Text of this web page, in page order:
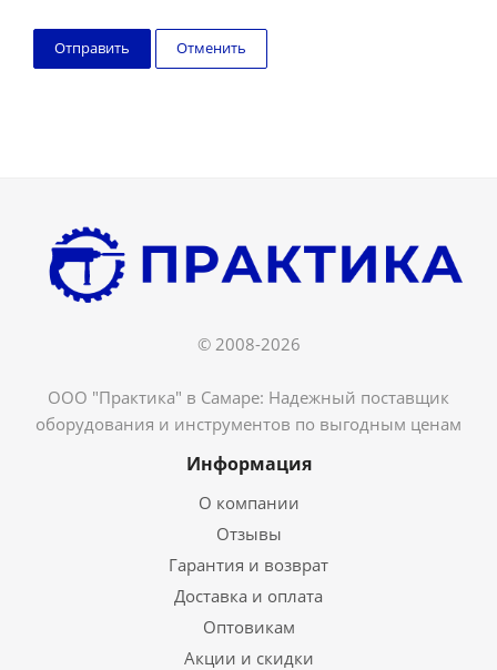
Отменить
© 2008-2026
ООО "Практика" в Самаре: Надежный поставщик
оборудования и инструментов по выгодным ценам
Информация
О компании
Отзывы
Гарантия и возврат
Доставка и оплата
Оптовикам
Акции и скидки